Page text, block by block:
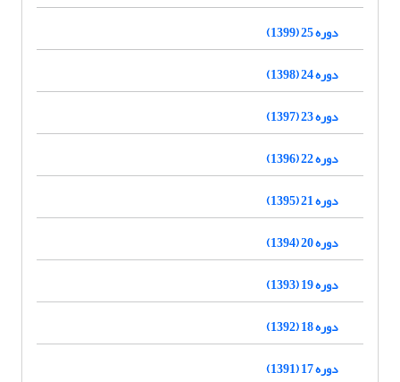
دوره 25 (1399)
دوره 24 (1398)
دوره 23 (1397)
دوره 22 (1396)
دوره 21 (1395)
دوره 20 (1394)
دوره 19 (1393)
دوره 18 (1392)
دوره 17 (1391)